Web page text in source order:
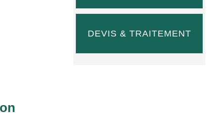
DEVIS & TRAITEMENT